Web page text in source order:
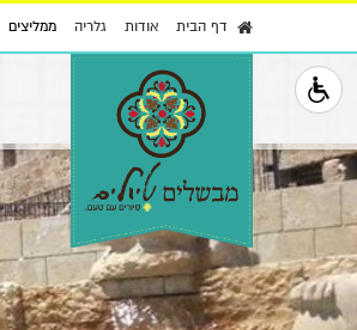
דף הבית אודות גלריה ממליצים